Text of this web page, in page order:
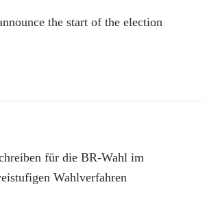
the start of the election
für die BR-Wahl im
Wahlverfahren